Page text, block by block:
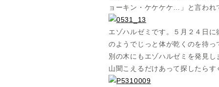
ョーキン・ケケケケ…」と言わ
エゾハルゼミです。５月２４日
のようでじっと体が乾くのを待っ
別の木にもエゾハルゼミを発見
山聞こえるだけあって探したら